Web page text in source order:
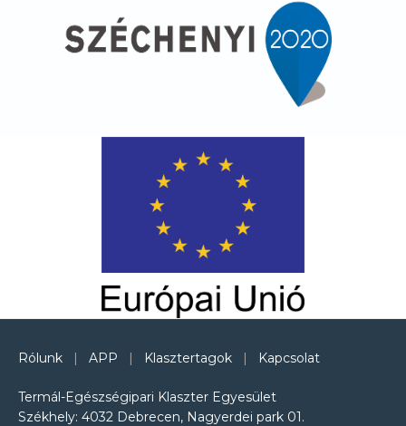
Rólunk | APP | Klasztertagok | Kapcsolat
Termál-Egészségipari Klaszter Egyesület
Székhely: 4032 Debrecen, Nagyerdei park 01.